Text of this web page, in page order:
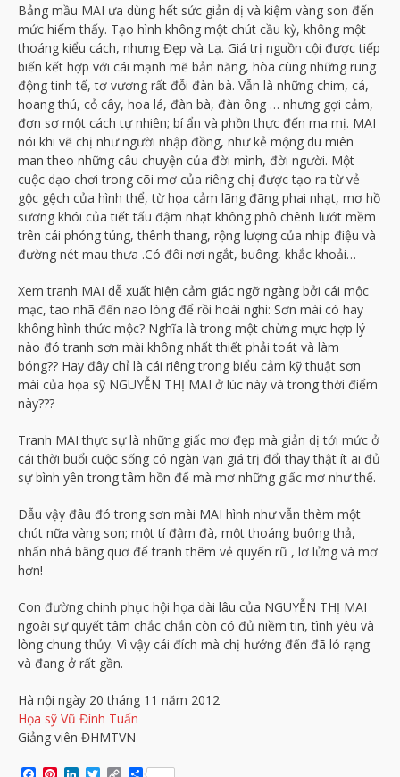
Bảng mầu MAI ưa dùng hết sức giản dị và kiệm vàng son đến
mức hiếm thấy. Tạo hình không một chút cầu kỳ, không một
thoáng kiểu cách, nhưng Đẹp và Lạ. Giá trị nguồn cội được tiếp
biến kết hợp với cái mạnh mẽ bản năng, hòa cùng những rung
động tinh tế, tơ vương rất đỗi đàn bà. Vẫn là những chim, cá,
hoang thú, cỏ cây, hoa lá, đàn bà, đàn ông … nhưng gợi cảm,
đơn sơ một cách tự nhiên; bí ẩn và phồn thực đến ma mị. MAI
nói khi vẽ chị như người nhập đồng, như kẻ mộng du miên
man theo những câu chuyện của đời mình, đời người. Một
cuộc dạo chơi trong cõi mơ của riêng chị được tạo ra từ vẻ
gộc gệch của hình thể, từ họa cảm lãng đãng phai nhạt, mơ hồ
sương khói của tiết tấu đậm nhạt không phô chênh lướt mềm
trên cái phóng túng, thênh thang, rộng lượng của nhịp điệu và
đường nét mau thưa .Có đôi nơi ngắt, buông, khắc khoải…
Xem tranh MAI dễ xuất hiện cảm giác ngỡ ngàng bởi cái mộc
mạc, tao nhã đến nao lòng để rồi hoài nghi: Sơn mài có hay
không hình thức mộc? Nghĩa là trong một chừng mực hợp lý
nào đó tranh sơn mài không nhất thiết phải toát và làm
bóng?? Hay đây chỉ là cái riêng trong biểu cảm kỹ thuật sơn
mài của họa sỹ NGUYỄN THỊ MAI ở lúc này và trong thời điểm
này???
Tranh MAI thực sự là những giấc mơ đẹp mà giản dị tới mức ở
cái thời buổi cuộc sống có ngàn vạn giá trị đổi thay thật ít ai đủ
sự bình yên trong tâm hồn để mà mơ những giấc mơ như thế.
Dẫu vậy đâu đó trong sơn mài MAI hình như vẫn thèm một
chút nữa vàng son; một tí đậm đà, một thoáng buông thả,
nhấn nhá bâng quơ để tranh thêm vẻ quyến rũ , lơ lửng và mơ
hơn!
Con đường chinh phục hội họa dài lâu của NGUYỄN THỊ MAI
ngoài sự quyết tâm chắc chắn còn có đủ niềm tin, tình yêu và
lòng chung thủy. Vì vậy cái đích mà chị hướng đến đã ló rạng
và đang ở rất gần.
Hà nội ngày 20 tháng 11 năm 2012
Họa sỹ Vũ Đình Tuấn
Giảng viên ĐHMTVN